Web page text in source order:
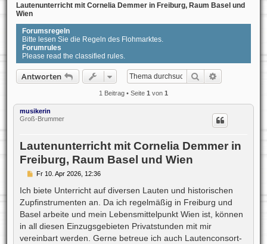
Lautenunterricht mit Cornelia Demmer in Freiburg, Raum Basel und
Wien
Forumsregeln
Bitte lesen Sie die Regeln des Flohmarktes.
Forumrules
Please read the classified rules.
Antworten Suche
1 Beitrag • Seite 1 von 1
musikerin
Groß-Brummer
Lautenunterricht mit Cornelia Demmer in
Freiburg, Raum Basel und Wien
B
i
r
a
g
Fr 10. Apr 2026, 12:36
Ich biete Unterricht auf diversen Lauten und historischen
Zupfinstrumenten an. Da ich regelmäßig in Freiburg und
Basel arbeite und mein Lebensmittelpunkt Wien ist, können
in all diesen Einzugsgebieten Privatstunden mit mir
vereinbart werden. Gerne betreue ich auch Lautenconsort-